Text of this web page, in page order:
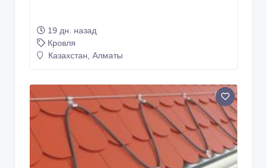
19 дн. назад
Кровля
Казахстан, Алматы